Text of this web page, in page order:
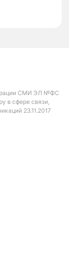
СМИ ЭЛ №ФС
в сфере связи,
23.11.2017